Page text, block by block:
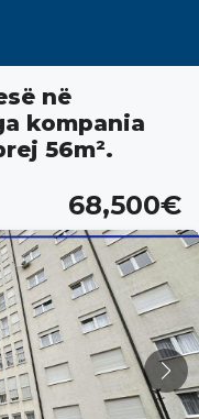
në
kompania
56m².
68,500€